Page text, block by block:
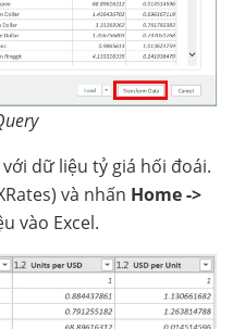
dữ liệu tỷ giá hối đoái.
và nhấn Home ->
vào Excel.